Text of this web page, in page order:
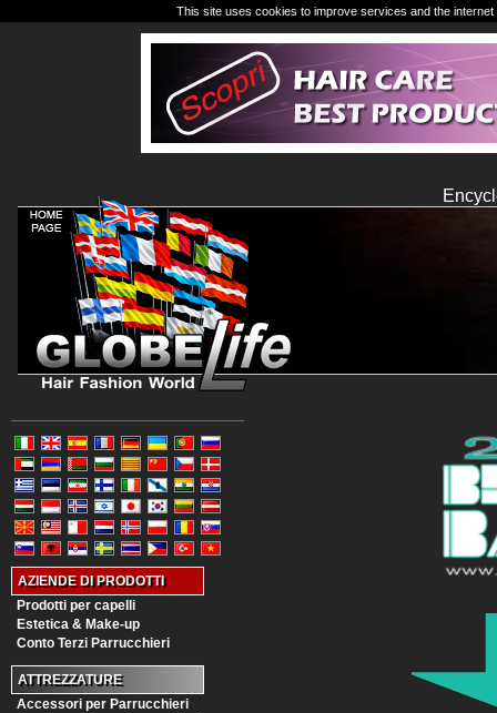
AZIENDE DI PRODOTTI
Prodotti per capelli
Estetica & Make-up
Conto Terzi Parrucchieri
ATTREZZATURE
Accessori per Parrucchieri
This site uses cookies to improve services and the